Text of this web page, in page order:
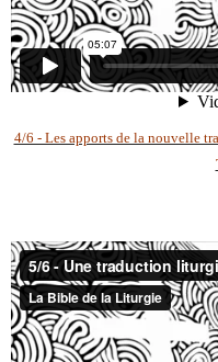
4/6 - Les apports de la nouvelle